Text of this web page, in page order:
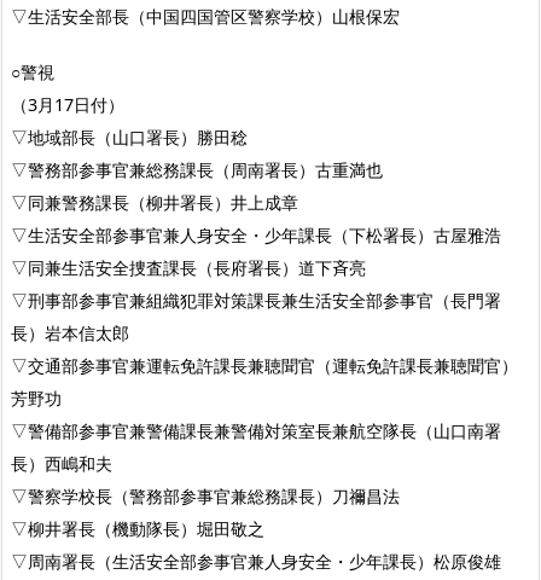
▽生活安全部長（中国四国管区警察学校）山根保宏
○警視
（3月17日付）
▽地域部長（山口署長）勝田稔
▽警務部参事官兼総務課長（周南署長）古重満也
▽同兼警務課長（柳井署長）井上成章
▽生活安全部参事官兼人身安全・少年課長（下松署長）古屋雅浩
▽同兼生活安全捜査課長（長府署長）道下斉亮
▽刑事部参事官兼組織犯罪対策課長兼生活安全部参事官（長門署
長）岩本信太郎
▽交通部参事官兼運転免許課長兼聴聞官（運転免許課長兼聴聞官）
芳野功
▽警備部参事官兼警備課長兼警備対策室長兼航空隊長（山口南署
長）西嶋和夫
▽警察学校長（警務部参事官兼総務課長）刀禰昌法
▽柳井署長（機動隊長）堀田敬之
▽周南署長（生活安全部参事官兼人身安全・少年課長）松原俊雄